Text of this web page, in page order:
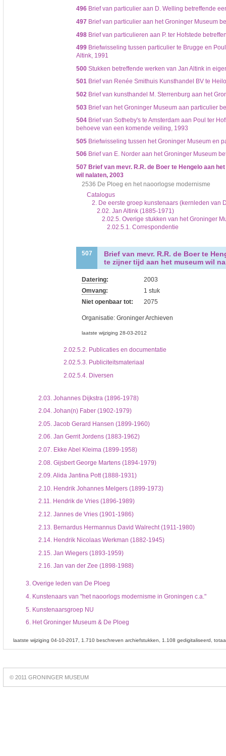
496Brief van particulier aan D. Welling betreffende
497Brief van particulier aan het Groninger Museum
498Brief van particulieren aan P. ter Hofstede
499Briefwisseling tussen particulier te Brugge en
Altink, 1991
500Stukken betreffende werken van Jan Altink in
501Brief van Renée Smithuis Kunsthandel BV te
502Brief van kunsthandel M. Sterrenburg aan het
503Brief van het Groninger Museum aan particulier
504Brief van Sotheby's te Amsterdam aan Poul ter
behoeve van een komende veiling, 1993
505Briefwisseling tussen het Groninger Museum en
506Brief van E. Norder aan het Groninger Museum
507 Brief van mevr. R.R. de Boer te Hengelo aan
wil nalaten, 2003
2536 De Ploeg en het naoorlogse modernisme
Catalogus
2. De eerste groep kunstenaars (kernleden van
2.02. Jan Altink (1885-1971)
2.02.5. Overige stukken van het Groninger
2.02.5.1. Correspondentie
507
Brief van mevr. R.R. de Boer te
te zijner tijd aan het museum wil
Datering:
2003
Omvang:
1 stuk
Niet openbaar tot:
2075
Organisatie: Groninger Archieven
laatste wijziging 28-03-2012
2.02.5.2. Publicaties en documentatie
2.02.5.3.Publiciteitsmateriaal
2.02.5.4. Diversen
2.03. Johannes Dijkstra (1896-1978)
2.04.Johan(n) Faber (1902-1979)
2.05. Jacob Gerard Hansen (1899-1960)
2.06.Jan Gerrit Jordens (1883-1962)
2.07.Ekke Abel Kleima (1899-1958)
2.08. Gijsbert George Martens (1894-1979)
2.09.Alida Jantina Pott (1888-1931)
2.10. Hendrik Johannes Melgers (1899-1973)
2.11.Hendrik de Vries (1896-1989)
2.12.Jannes de Vries (1901-1986)
2.13. Bernardus Hermannus David Walrecht (1911-1980)
2.14.Hendrik Nicolaas Werkman (1882-1945)
2.15. Jan Wiegers (1893-1959)
2.16.Jan van der Zee (1898-1988)
3.Overige leden van De Ploeg
4.Kunstenaars van "het naoorlogs modernisme in Groningen c.a."
5. Kunstenaarsgroep NU
6.Het Groninger Museum & De Ploeg
laatste wijziging 04-10-2017 1.710 beschreven archiefstukken 1.108 gedigitaliseerd
online
slots
© 2011 GRONINGER MUSEUM